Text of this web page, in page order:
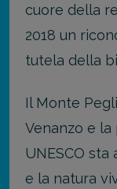
cuore della
2018 un
tutela della
Il Monte
Venanzo e
UNESCO
e la natura